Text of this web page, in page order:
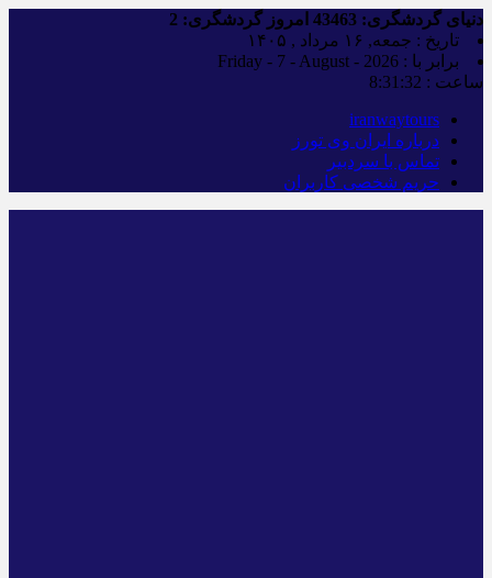
دنیای گردشگری: امروز گردشگری:
تاریخ : جمعه, ۱۶ مرداد , ۱۴۰۵
برابر با : Friday - 7 - August - 2026
ساعت : 8:31:33
iranwaytours
درباره ایران وی تورز
تماس با سردبیر
حریم شخصی کاربران